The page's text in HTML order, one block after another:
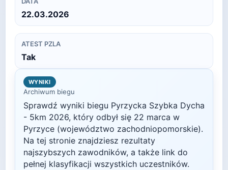
22.03.2026
ATEST PZLA
Tak
WYNIKI
Archiwum biegu
Sprawdź wyniki biegu Pyrzycka Szybka Dycha
- 5km 2026, który odbył się 22 marca w
Pyrzyce (województwo zachodniopomorskie).
Na tej stronie znajdziesz rezultaty
najszybszych zawodników, a także link do
pełnej klasyfikacji wszystkich uczestników.